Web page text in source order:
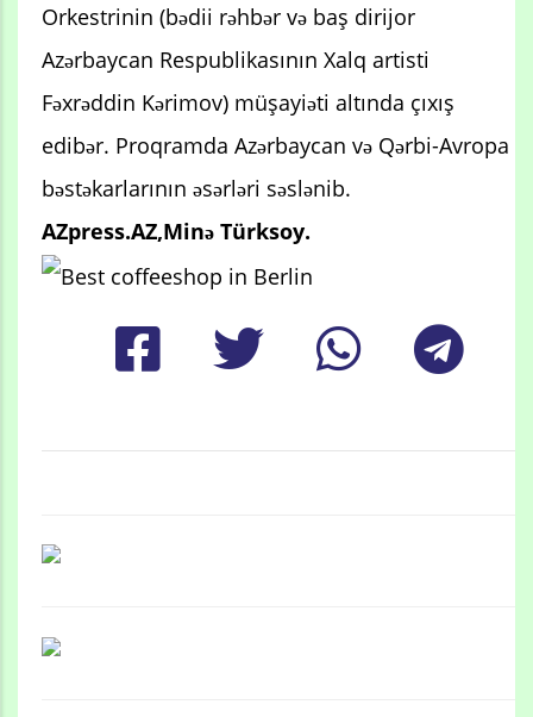
Orkestrinin (bədii rəhbər və baş dirijor
Azərbaycan Respublikasının Xalq artisti
Fəxrəddin Kərimov) müşayiəti altında çıxış
edibər. Proqramda Azərbaycan və Qərbi-Avropa
bəstəkarlarının əsərləri səslənib.
AZpress.AZ,Minə Türksoy.